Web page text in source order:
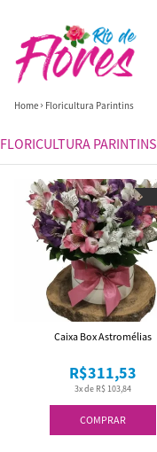
Home Floricultura Parintins
FLORICULTURA PARINTINS
COMPRAR
3x de R$ 103,84
R$311,53
Caixa Box Astromélias